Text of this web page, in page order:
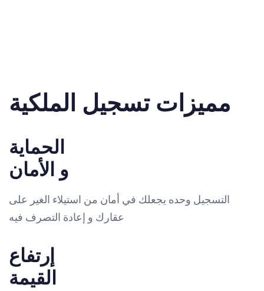
مميزات تسجيل الملكية
الحماية
و الأمان
التسجيل وحده يجعلك في أمان من استيلاء الغير على
عقارك و إعادة التصرف فيه
إرتفاع
القيمة